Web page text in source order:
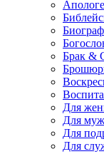
Брак &
Для
Для
Для
Для